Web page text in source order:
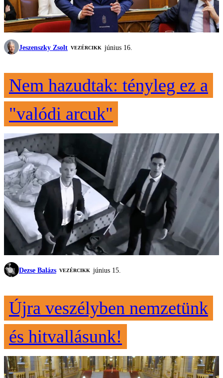
Jeszenszky Zsolt VEZÉRCIKK június 16.
Nem hazudtak: tényleg ez a
"valódi arcuk"
Dezse Balázs VEZÉRCIKK június 15.
Újra veszélyben nemzetünk
és hitvallásunk!